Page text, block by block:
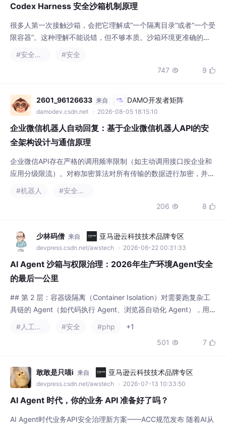
的通常有三类：文件系统边界：它能读哪些目录，能写哪些目录。
网络边界：它能不能联网，能访问哪些目标地址。系统能力边界：
它能不能启动子进程，能不能访问桌面、设备、注册表
2601_96126633 来自 DAMO开发者矩阵
damodev.csdn.net
企业微信机器人自动回复：基于企业微信机器人API的安
企业微信API存在严格的调用频率限制（如主动调用接口按企业和
应用分级限流）。对称加密算法对所有传输的数据进行加密，并结
合 SHA1 签名算法进行消息来源的合法性校验。（接口调用超限）
息体（Encrypt）的加解密，长度固定为43位。在网关层对向企业
微信发起的出站请求进行限流。用于生成签名（Signature）。用
于校验消息的归属企业与应用。
#机器人
#安全架构
少林码僧 来自 亚马逊云科技技术品牌专区
devpress.csdn.net/awstech
AI Agent 沙箱与权限治理：2026年生产环境Agent安全
## 第 2 层：容器级隔离（Container Isolation）对需要跑复杂工
具链的 Agent（如代码执行 Agent、浏览器自动化 Agent），用
容器做隔离。这类用户态内核方案，比普通 Docker 容器安全得多
——Agent 即使攻破容器内进程，碰到的是 gVisor 的拦截层，而
不是宿主机内核。：| 工具 | 默认 Scope | 配额 | 升级条件 ||-----
-|------
#人工智能 #安全 #php
+1
敢敢是只喵i 来自 亚马逊云科技技术品牌专区
devpress.csdn.net/awstech · 2026-07-13 10:33:50
AI Agent 时代，你的业务 API 准备好了吗？
聊天工具进化为业务执行者，直接暴露订单、退款等业务API给AI
代理存在严重安全隐患。当前主流解决方案（Function Calling、
和审计追踪。 新发布的ACC（Agent Capability Contract）规范
通过OpenAPI扩展字段，以声明式YAM
#人工智能 #开源 #安全架构
+1
320